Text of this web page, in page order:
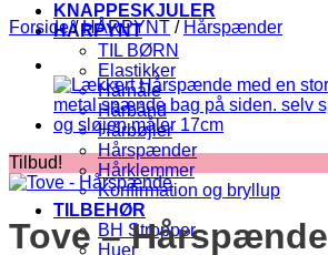
KNAPPESKJULER
HÅRPYNT
TIL BØRN
Elastikker
Hårnåle
Hårbånd
Hårbøjler
Hårspænder
Hårklemmer
Konfirmation og bryllup
TILBEHØR
BH Stropper
Huer
Forside / HÅRPYNT / Hårspænder
Tilbud!
Tove – Hårspænde